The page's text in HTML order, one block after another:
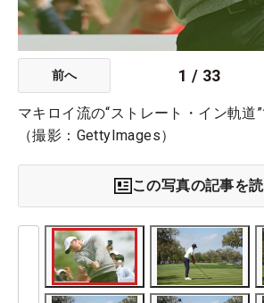
前へ 1 / 33
マキロイ流の“ストレート・イン軌道
（撮影：GettyImages）
この写真の記事を